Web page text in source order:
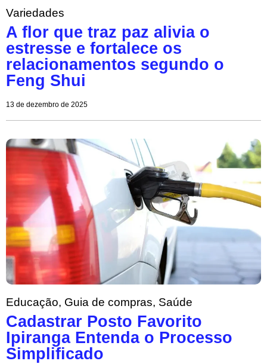
Variedades
A flor que traz paz alivia o
estresse e fortalece os
relacionamentos segundo o
Feng Shui
13 de dezembro de 2025
Educação, Guia de compras, Saúde
Cadastrar Posto Favorito
Ipiranga Entenda o Processo
Simplificado